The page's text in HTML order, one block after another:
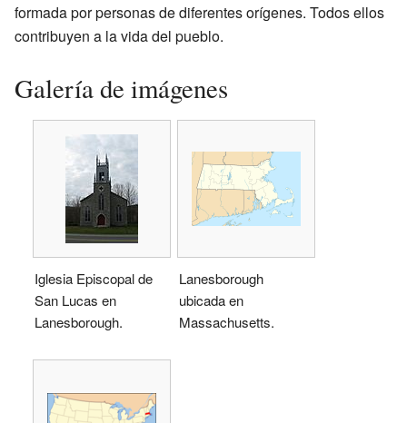
formada por personas de diferentes orígenes. Todos ellos
contribuyen a la vida del pueblo.
Galería de imágenes
Iglesia Episcopal de
San Lucas en
Lanesborough.
Lanesborough
ubicada en
Massachusetts.